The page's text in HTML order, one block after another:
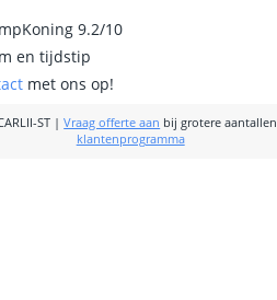
9.2/10
en tijdstip
met ons op!
ST |Vraag offerte aan bij grotere aantallen
klantenprogramma